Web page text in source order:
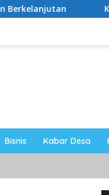
Ketua PWI
Bisnis Kabar Desa